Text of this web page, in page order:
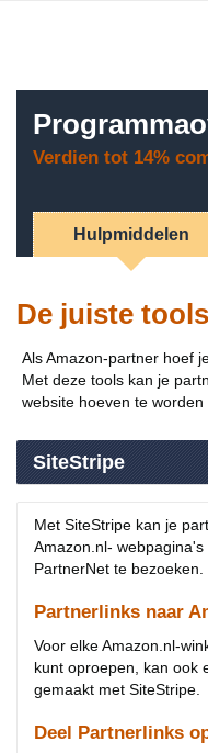
Verdien tot 14%
Hulpmiddelen
De juiste
Als Amazon-partner hoef
Met deze tools kan je
website hoeven te worden
SiteStripe
Met SiteStripe kan je
Amazon.nl-
PartnerNet te bezoeken.
Partnerlinks naar
Voor elke Amazon.nl-
kunt oproepen, kan ook
gemaakt met SiteStripe.
Deel Partnerlinks